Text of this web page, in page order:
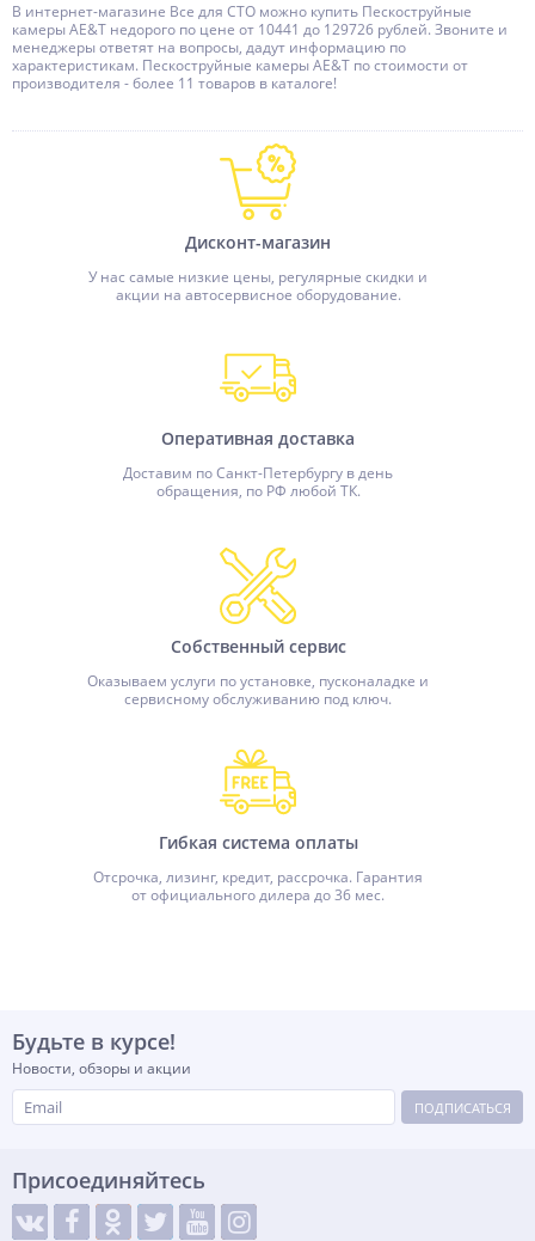
В интернет-магазине Все для СТО можно купить Пескоструйные
камеры AE&T недорого по цене от 10441 до 129726 рублей. Звоните и
менеджеры ответят на вопросы, дадут информацию по
характеристикам. Пескоструйные камеры AE&T по стоимости от
производителя - более 11 товаров в каталоге!
Дисконт-магазин
У нас самые низкие цены, регулярные скидки и
акции на автосервисное оборудование.
Оперативная доставка
Доставим по Санкт-Петербургу в день
обращения, по РФ любой ТК.
Собственный сервис
Оказываем услуги по установке, пусконаладке и
сервисному обслуживанию под ключ.
Гибкая система оплаты
Отсрочка, лизинг, кредит, рассрочка. Гарантия
от официального дилера до 36 мес.
Будьте в курсе!
Новости, обзоры и акции
ПОДПИСАТЬСЯ
Присоединяйтесь